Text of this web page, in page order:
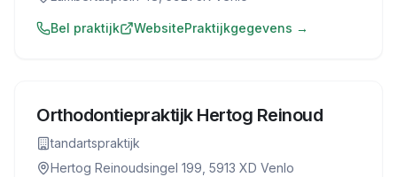
Bel praktijk WebsitePraktijkgegevens →
Orthodontiepraktijk Hertog Reinoud
tandartspraktijk
Hertog Reinoudsingel 199, 5913 XD Venlo